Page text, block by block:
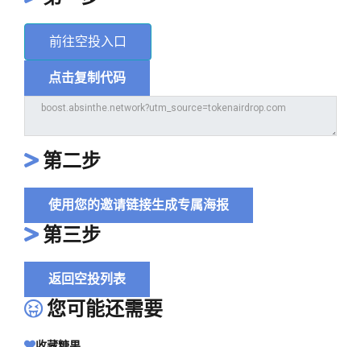
前往空投入口
点击复制代码
第二步
使用您的邀请链接生成专属海报
第三步
返回空投列表
您可能还需要